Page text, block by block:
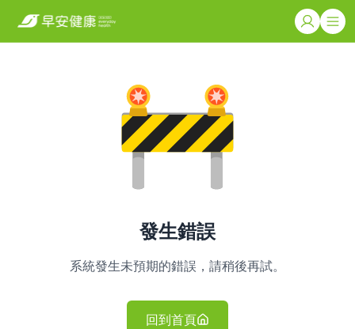
發生錯誤
系統發生未預期的錯誤，請稍後再試。
回到首頁